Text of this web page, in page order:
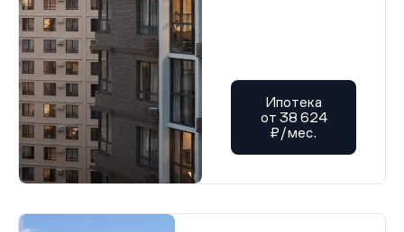
Ипотека
от 38 624
₽/мес.